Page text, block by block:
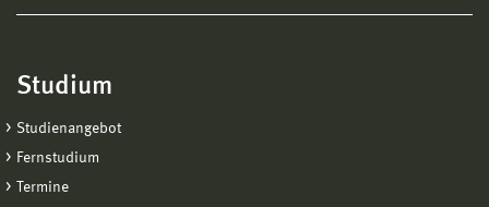
Studium
Studienangebot
Fernstudium
Termine